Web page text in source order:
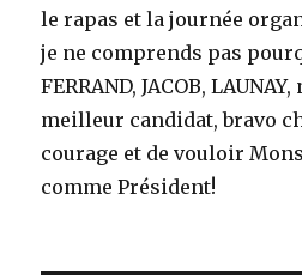
le rapas et la journée
je ne comprends pas
FERRAND, JACOB,
meilleur candidat, bravo
courage et de vouloir
comme Président!